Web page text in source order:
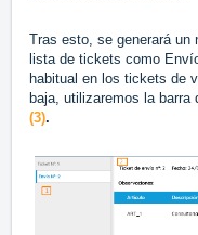
Tras esto, se generará un
lista de tickets como
habitual en los tickets de
baja, utilizaremos la
(3).